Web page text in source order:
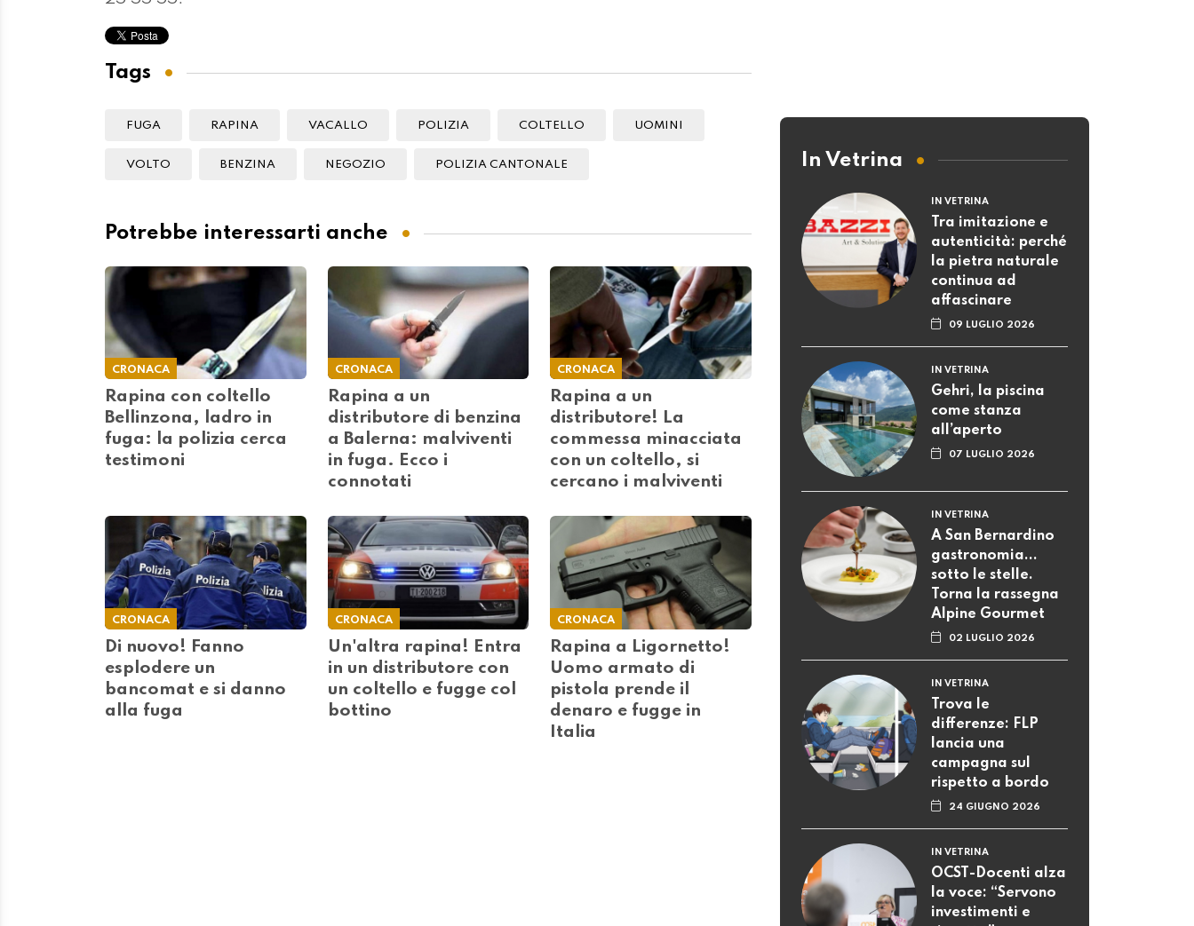
Tags
FUGA RAPINA VACALLO POLIZIA COLTELLO UOMINI
VOLTO BENZINA NEGOZIO POLIZIA CANTONALE
Potrebbe interessarti anche
CRONACA
Rapina con coltello
Bellinzona, ladro in
fuga: la polizia cerca
testimoni
CRONACA
Rapina a un
distributore di benzina
a Balerna: malviventi
in fuga. Ecco i
connotati
CRONACA
Rapina a un
distributore! La
commessa minacciata
con un coltello, si
cercano i malviventi
CRONACA
Di nuovo! Fanno
esplodere un
bancomat e si danno
alla fuga
CRONACA
Un'altra rapina! Entra
in un distributore con
un coltello e fugge col
bottino
CRONACA
Rapina a Ligornetto!
Uomo armato di
pistola prende il
denaro e fugge in
Italia
In Vetrina
IN VETRINA
Tra imitazione e
autenticità: perché
la pietra naturale
continua ad
affascinare
09 LUGLIO 2026
IN VETRINA
Gehri, la piscina
come stanza
all’aperto
07 LUGLIO 2026
IN VETRINA
A San Bernardino
gastronomia...
sotto le stelle.
Torna la rassegna
Alpine Gourmet
02 LUGLIO 2026
IN VETRINA
Trova le
differenze: FLP
lancia una
campagna sul
rispetto a bordo
24 GIUGNO 2026
IN VETRINA
OCST-Docenti alza
la voce: “Servono
investimenti e